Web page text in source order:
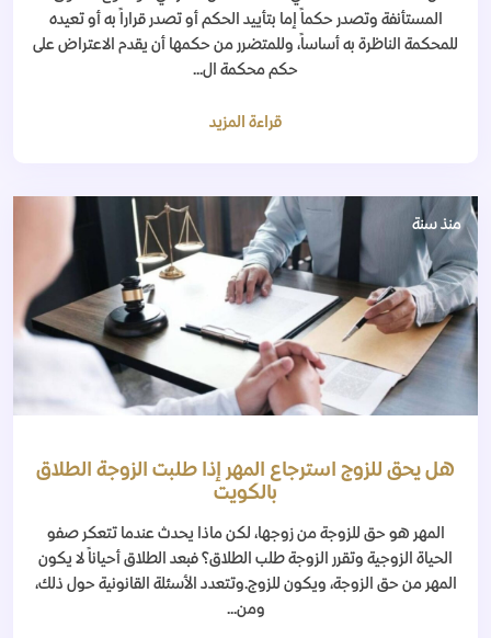
المستأنفة وتصدر حكماً إما بتأييد الحكم أو تصدر قراراً به أو تعيده
للمحكمة الناظرة به أساساً، وللمتضرر من حكمها أن يقدم الاعتراض على
حكم محكمة ال...
قراءة المزيد
منذ سنة
هل يحق للزوج استرجاع المهر إذا طلبت الزوجة الطلاق
بالكويت
المهر هو حق للزوجة من زوجها، لكن ماذا يحدث عندما تتعكر صفو
الحياة الزوجية وتقرر الزوجة طلب الطلاق؟ فبعد الطلاق أحياناً لا يكون
المهر من حق الزوجة، ويكون للزوج.وتتعدد الأسئلة القانونية حول ذلك،
ومن...